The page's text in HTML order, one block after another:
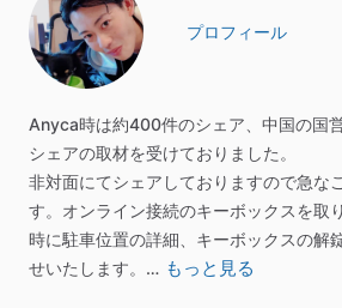
プロフィール
Anyca時は約400件のシェア、中国の国
シェアの取材を受けておりました。
非対面にてシェアしておりますので急な
す。オンライン接続のキーボックスを取
時に駐車位置の詳細、キーボックスの解
せいたします。… もっと見る